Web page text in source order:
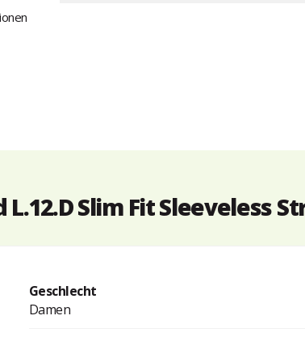
Slim Fit Sleeveless
Geschlecht
Damen